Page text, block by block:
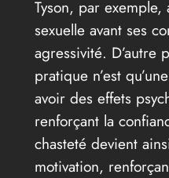
Tyson, par exemple,
sexuelle avant ses
agressivité. D’autre
pratique n’est
avoir des effets
renforçant la
chasteté devient
motivation,